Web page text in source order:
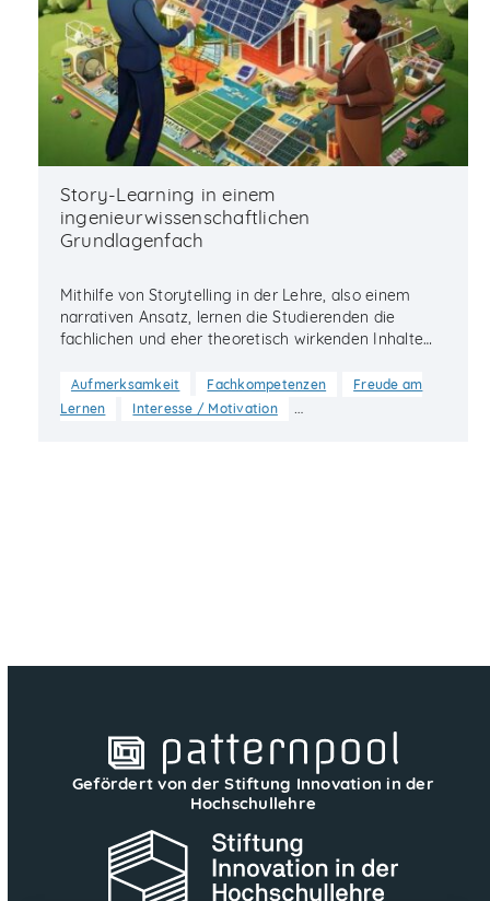
Story-Learning in einem
ingenieurwissenschaftlichen
Grundlagenfach
Mithilfe von Storytelling in der Lehre, also einem
narrativen Ansatz, lernen die Studierenden die
fachlichen und eher theoretisch wirkenden Inhalte…
Aufmerksamkeit Fachkompetenzen
Freude am
Lernen
Interesse / Motivation …
Gefördert von der Stiftung Innovation in der
Hochschullehre